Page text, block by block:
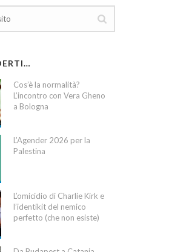
Cos’è la normalità?
L’incontro con Vera Gheno
a Bologna
L’Agender 2026 per la
Palestina
L’omicidio di Charlie Kirk e
l’identikit del nemico
perfetto (che non esiste)